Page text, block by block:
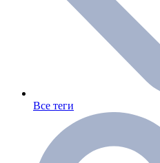
Все теги